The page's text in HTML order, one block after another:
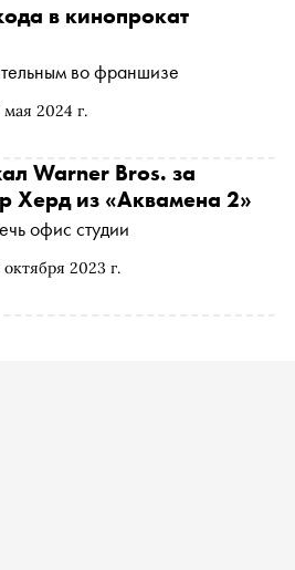
мая 2024 г.
в кинопрокат
во франшизе
октября 2023 г.
Warner Bros. за
Херд из «Аквамена 2»
офис студии